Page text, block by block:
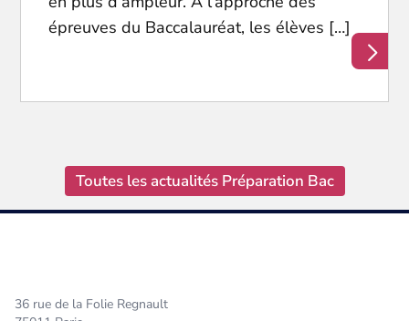
épreuves du Baccalauréat, les élèves […]
Toutes les actualités Préparation Bac
36 rue de la Folie Regnault